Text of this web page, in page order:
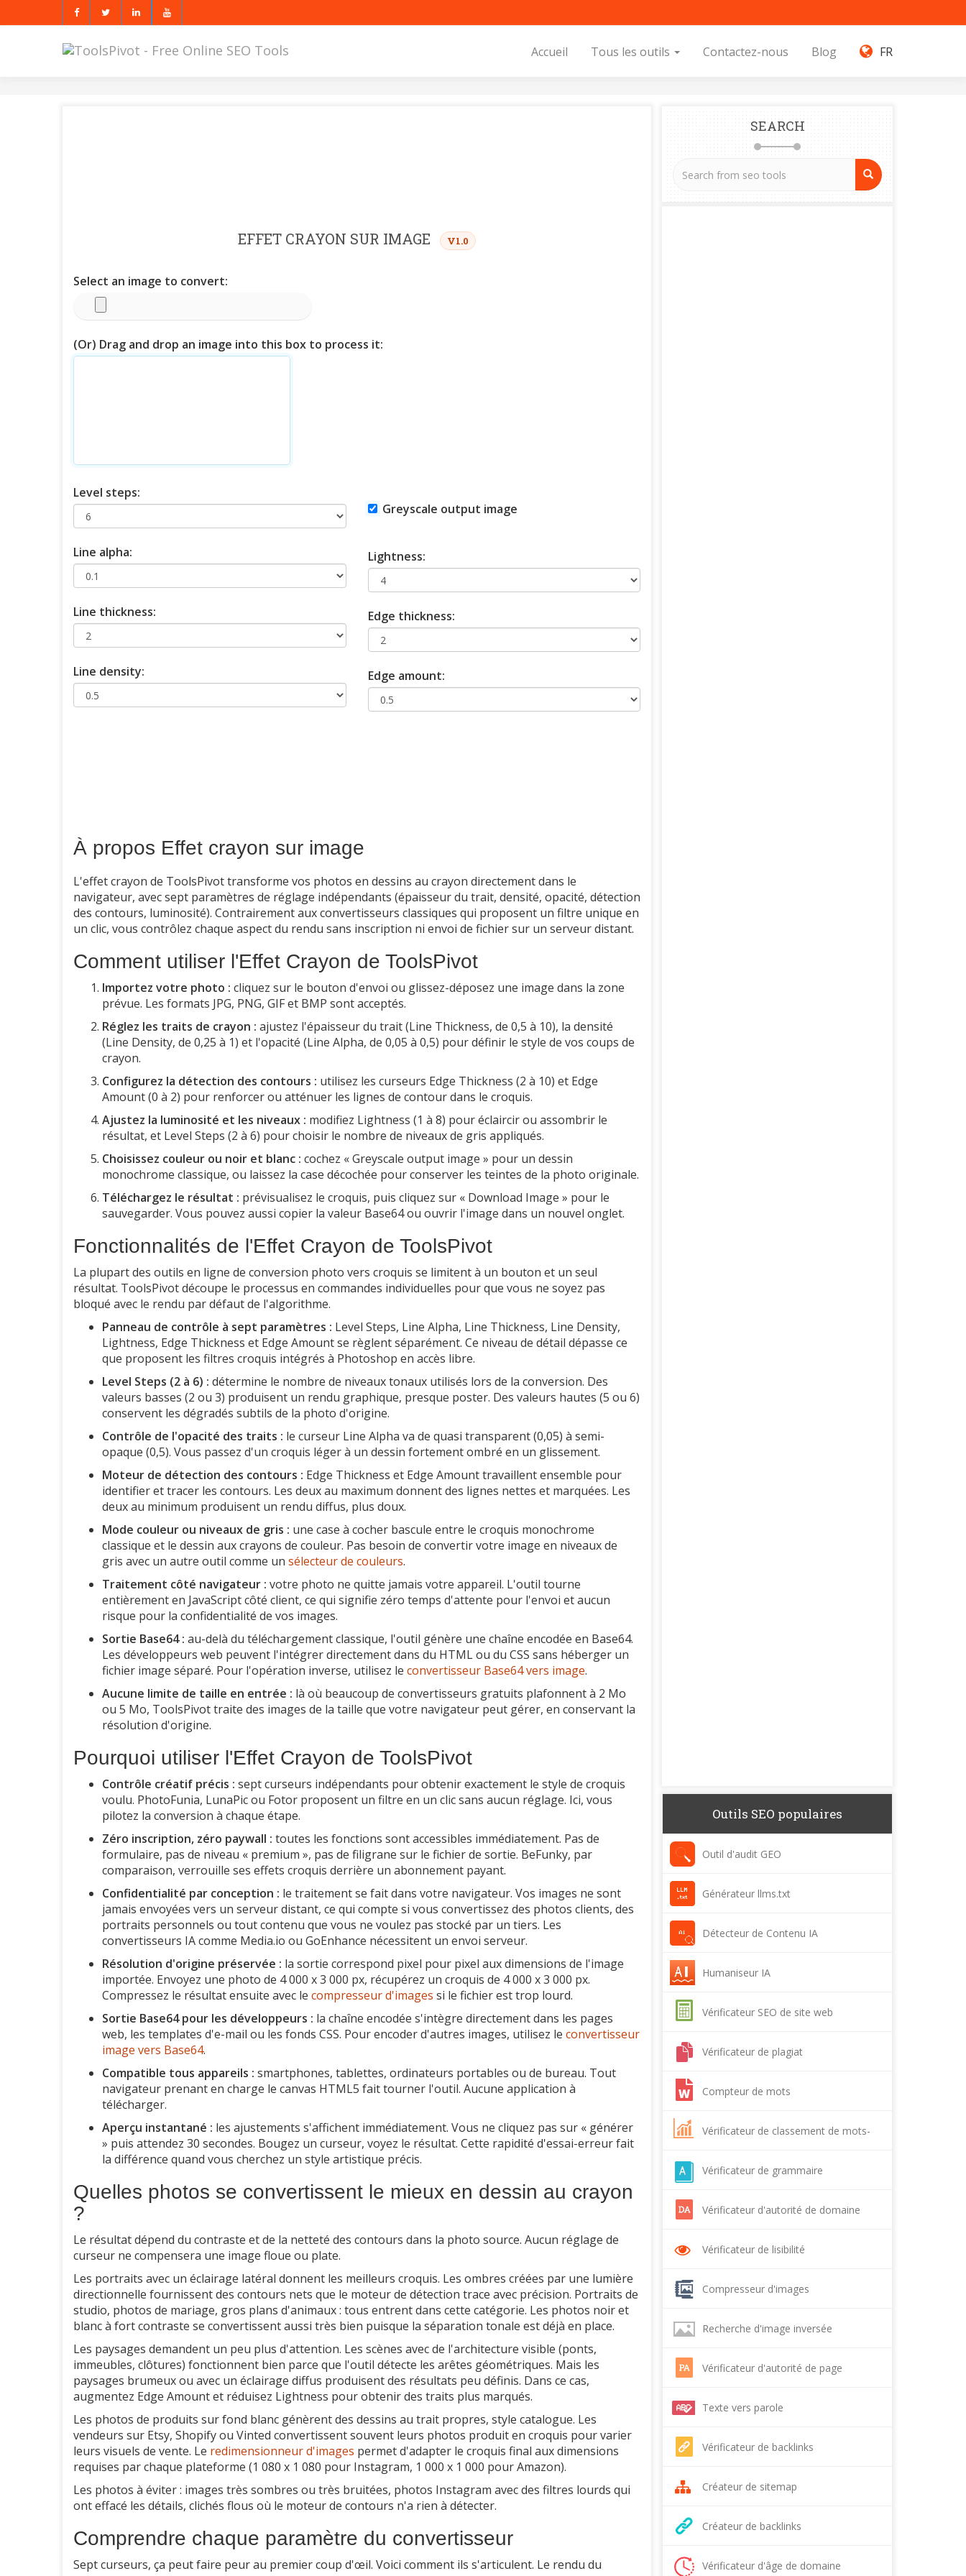
Accueil Tous les outils Contactez-nous Blog FR
EFFET CRAYON SUR IMAGE V1.0
Select an image to convert:
(Or) Drag and drop an image into this box to process it:
Level steps:
Line alpha:
Line thickness:
Line density:
Greyscale output image
Lightness:
Edge thickness:
Edge amount:
À propos Effet crayon sur image
L'effet crayon de ToolsPivot transforme vos photos en dessins au crayon directement dans le
navigateur, avec sept paramètres de réglage indépendants (épaisseur du trait, densité, opacité, détection
des contours, luminosité). Contrairement aux convertisseurs classiques qui proposent un filtre unique en
un clic, vous contrôlez chaque aspect du rendu sans inscription ni envoi de fichier sur un serveur distant.
Comment utiliser l'Effet Crayon de ToolsPivot
Importez votre photo : cliquez sur le bouton d'envoi ou glissez-déposez une image dans la zone
prévue. Les formats JPG, PNG, GIF et BMP sont acceptés.
Réglez les traits de crayon : ajustez l'épaisseur du trait (Line Thickness, de 0,5 à 10), la densité
(Line Density, de 0,25 à 1) et l'opacité (Line Alpha, de 0,05 à 0,5) pour définir le style de vos coups de
crayon.
Configurez la détection des contours : utilisez les curseurs Edge Thickness (2 à 10) et Edge
Amount (0 à 2) pour renforcer ou atténuer les lignes de contour dans le croquis.
Ajustez la luminosité et les niveaux : modifiez Lightness (1 à 8) pour éclaircir ou assombrir le
résultat, et Level Steps (2 à 6) pour choisir le nombre de niveaux de gris appliqués.
Choisissez couleur ou noir et blanc : cochez « Greyscale output image » pour un dessin
monochrome classique, ou laissez la case décochée pour conserver les teintes de la photo originale.
Téléchargez le résultat : prévisualisez le croquis, puis cliquez sur « Download Image » pour le
sauvegarder. Vous pouvez aussi copier la valeur Base64 ou ouvrir l'image dans un nouvel onglet.
Fonctionnalités de l'Effet Crayon de ToolsPivot
La plupart des outils en ligne de conversion photo vers croquis se limitent à un bouton et un seul
résultat. ToolsPivot découpe le processus en commandes individuelles pour que vous ne soyez pas
bloqué avec le rendu par défaut de l'algorithme.
Panneau de contrôle à sept paramètres : Level Steps, Line Alpha, Line Thickness, Line Density,
Lightness, Edge Thickness et Edge Amount se règlent séparément. Ce niveau de détail dépasse ce
que proposent les filtres croquis intégrés à Photoshop en accès libre.
Level Steps (2 à 6) : détermine le nombre de niveaux tonaux utilisés lors de la conversion. Des
valeurs basses (2 ou 3) produisent un rendu graphique, presque poster. Des valeurs hautes (5 ou 6)
conservent les dégradés subtils de la photo d'origine.
Contrôle de l'opacité des traits : le curseur Line Alpha va de quasi transparent (0,05) à semi-
opaque (0,5). Vous passez d'un croquis léger à un dessin fortement ombré en un glissement.
Moteur de détection des contours : Edge Thickness et Edge Amount travaillent ensemble pour
identifier et tracer les contours. Les deux au maximum donnent des lignes nettes et marquées. Les
deux au minimum produisent un rendu diffus, plus doux.
Mode couleur ou niveaux de gris : une case à cocher bascule entre le croquis monochrome
classique et le dessin aux crayons de couleur. Pas besoin de convertir votre image en niveaux de
gris avec un autre outil comme un sélecteur de couleurs.
Traitement côté navigateur : votre photo ne quitte jamais votre appareil. L'outil tourne
entièrement en JavaScript côté client, ce qui signifie zéro temps d'attente pour l'envoi et aucun
risque pour la confidentialité de vos images.
Sortie Base64 : au-delà du téléchargement classique, l'outil génère une chaîne encodée en Base64.
Les développeurs web peuvent l'intégrer directement dans du HTML ou du CSS sans héberger un
fichier image séparé. Pour l'opération inverse, utilisez le convertisseur Base64 vers image.
Aucune limite de taille en entrée : là où beaucoup de convertisseurs gratuits plafonnent à 2 Mo
ou 5 Mo, ToolsPivot traite des images de la taille que votre navigateur peut gérer, en conservant la
résolution d'origine.
Pourquoi utiliser l'Effet Crayon de ToolsPivot
Contrôle créatif précis : sept curseurs indépendants pour obtenir exactement le style de croquis
voulu. PhotoFunia, LunaPic ou Fotor proposent un filtre en un clic sans aucun réglage. Ici, vous
pilotez la conversion à chaque étape.
Zéro inscription, zéro paywall : toutes les fonctions sont accessibles immédiatement. Pas de
formulaire, pas de niveau « premium », pas de filigrane sur le fichier de sortie. BeFunky, par
comparaison, verrouille ses effets croquis derrière un abonnement payant.
Confidentialité par conception : le traitement se fait dans votre navigateur. Vos images ne sont
jamais envoyées vers un serveur distant, ce qui compte si vous convertissez des photos clients, des
portraits personnels ou tout contenu que vous ne voulez pas stocké par un tiers. Les
convertisseurs IA comme Media.io ou GoEnhance nécessitent un envoi serveur.
Résolution d'origine préservée : la sortie correspond pixel pour pixel aux dimensions de l'image
importée. Envoyez une photo de 4 000 x 3 000 px, récupérez un croquis de 4 000 x 3 000 px.
Compressez le résultat ensuite avec le compresseur d'images si le fichier est trop lourd.
Sortie Base64 pour les développeurs : la chaîne encodée s'intègre directement dans les pages
web, les templates d'e-mail ou les fonds CSS. Pour encoder d'autres images, utilisez le convertisseur
image vers Base64.
Compatible tous appareils : smartphones, tablettes, ordinateurs portables ou de bureau. Tout
navigateur prenant en charge le canvas HTML5 fait tourner l'outil. Aucune application à
télécharger.
Aperçu instantané : les ajustements s'affichent immédiatement. Vous ne cliquez pas sur « générer
» puis attendez 30 secondes. Bougez un curseur, voyez le résultat. Cette rapidité d'essai-erreur fait
la différence quand vous cherchez un style artistique précis.
Quelles photos se convertissent le mieux en dessin au crayon
?
Le résultat dépend du contraste et de la netteté des contours dans la photo source. Aucun réglage de
curseur ne compensera une image floue ou plate.
Les portraits avec un éclairage latéral donnent les meilleurs croquis. Les ombres créées par une lumière
directionnelle fournissent des contours nets que le moteur de détection trace avec précision. Portraits de
studio, photos de mariage, gros plans d'animaux : tous entrent dans cette catégorie. Les photos noir et
blanc à fort contraste se convertissent aussi très bien puisque la séparation tonale est déjà en place.
Les paysages demandent un peu plus d'attention. Les scènes avec de l'architecture visible (ponts,
immeubles, clôtures) fonctionnent bien parce que l'outil détecte les arêtes géométriques. Mais les
paysages brumeux ou avec un éclairage diffus produisent des résultats peu définis. Dans ce cas,
augmentez Edge Amount et réduisez Lightness pour obtenir des traits plus marqués.
Les photos de produits sur fond blanc génèrent des dessins au trait propres, style catalogue. Les
vendeurs sur Etsy, Shopify ou Vinted convertissent souvent leurs photos produit en croquis pour varier
leurs visuels de vente. Le redimensionneur d'images permet d'adapter le croquis final aux dimensions
requises par chaque plateforme (1 080 x 1 080 pour Instagram, 1 000 x 1 000 pour Amazon).
Les photos à éviter : images très sombres ou très bruitées, photos Instagram avec des filtres lourds qui
ont effacé les détails, clichés flous où le moteur de contours n'a rien à détecter.
Comprendre chaque paramètre du convertisseur
Sept curseurs, ça peut faire peur au premier coup d'œil. Voici comment ils s'articulent. Le rendu du
SEARCH
Outils SEO populaires
Outil d'audit GEO
Générateur llms.txt
Détecteur de Contenu IA
Humaniseur IA
Vérificateur SEO de site web
Vérificateur de plagiat
Compteur de mots
Vérificateur de classement de mots-
Vérificateur de grammaire
Vérificateur d'autorité de domaine
Vérificateur de lisibilité
Compresseur d'images
Recherche d'image inversée
Vérificateur d'autorité de page
Texte vers parole
Vérificateur de backlinks
Créateur de sitemap
Créateur de backlinks
Vérificateur d'âge de domaine